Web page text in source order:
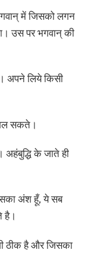
में जिसको लगन
उस पर भगवान् की
अपने लिये किसी
सकते।
के जाते ही
अंश हूँ, ये सब
है।
ठीक है और जिसका